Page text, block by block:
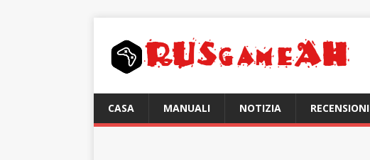
CASA MANUALI NOTIZIA RECENSIONI